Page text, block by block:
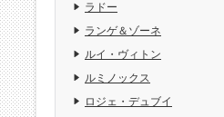
ラドー
ランゲ＆ゾーネ
ルイ・ヴィトン
ルミノックス
ロジェ・デュブイ